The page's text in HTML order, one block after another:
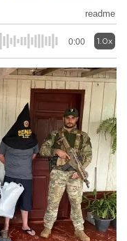
readme
0:00 1.0x